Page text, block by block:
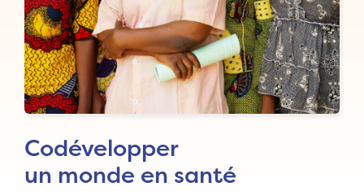
Codévelopper
un monde en santé